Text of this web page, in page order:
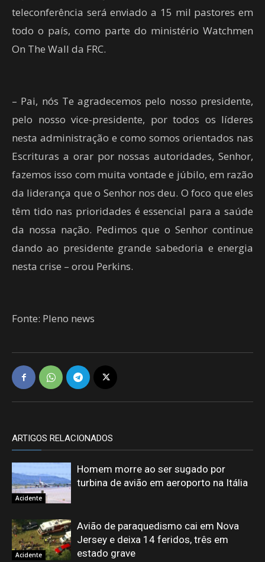
teleconferência será enviado a 15 mil pastores em
todo o país, como parte do ministério Watchmen
On The Wall da FRC.
– Pai, nós Te agradecemos pelo nosso presidente,
pelo nosso vice-presidente, por todos os líderes
nesta administração e como somos orientados nas
Escrituras a orar por nossas autoridades, Senhor,
fazemos isso com muita vontade e júbilo, em razão
da liderança que o Senhor nos deu. O foco que eles
têm tido nas prioridades é essencial para a saúde
da nossa nação. Pedimos que o Senhor continue
dando ao presidente grande sabedoria e energia
nesta crise – orou Perkins.
Fonte: Pleno news
ARTIGOS RELACIONADOS
Acidente
Homem morre ao ser sugado por
turbina de avião em aeroporto na Itália
Acidente
Avião de paraquedismo cai em Nova
Jersey e deixa 14 feridos, três em
estado grave